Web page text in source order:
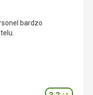
bardzo
bardzo